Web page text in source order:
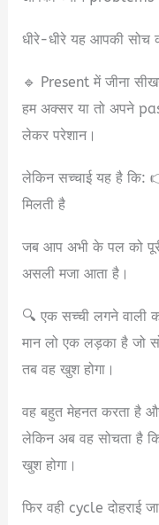
धीरे-धीरे यह आपकी सोच
🔹 Present में जीना
हम अक्सर या तो अपने
लेकर परेशान।
लेकिन सच्चाई यह है कि:
मिलती है
जब आप अभी के पल को
असली मजा आता है।
🔍 एक सच्ची लगने वाली
मान लो एक लड़का है जो
तब वह खुश होगा।
वह बहुत मेहनत करता है
लेकिन अब वह सोचता है
खुश होगा।
फिर वही cycle दोहराई